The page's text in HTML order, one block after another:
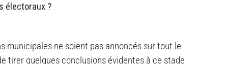
électoraux ?
municipales ne soient pas annoncés sur tout le
tirer quelques conclusions évidentes à ce stade